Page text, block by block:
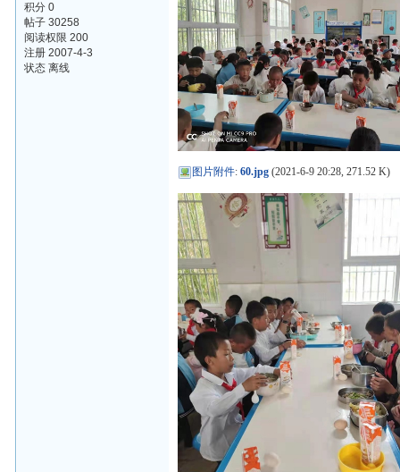
积分 0
帖子 30258
阅读权限 200
注册 2007-4-3
状态 离线
图片附件:60.jpg (2021-6-9 20:28, 271.52 K)